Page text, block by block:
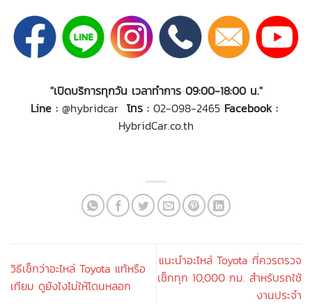
"เปิดบริการทุกวัน เวลาทำการ 09:00-18:00 น."
Line : @hybridcar โทร : 02-098-2465 Facebook :
HybridCar.co.th
วิธีเช็กว่าอะไหล่ Toyota แท้หรือ
เทียม ดูยังไงไม่ให้โดนหลอก
แนะนำอะไหล่ Toyota ที่ควรตรวจ
เช็กทุก 10,000 กม. สำหรับรถใช้
งานประจำ